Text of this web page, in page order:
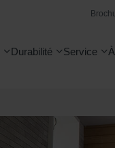
Durabilité Service